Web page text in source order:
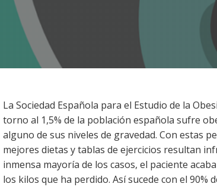
La Sociedad Española para el Estudio de la
torno al 1,5% de la población española sufre
alguno de sus niveles de gravedad. Con estas
mejores dietas y tablas de ejercicios resultan
inmensa mayoría de los casos, el paciente
los kilos que ha perdido. Así sucede con el 90%